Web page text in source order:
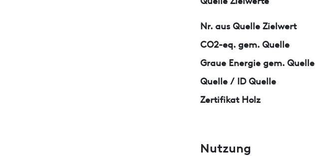
Nr. aus Quelle Zielwert
CO2-eq. gem. Quelle
Graue Energie gem. Quelle
Quelle / ID Quelle
Zertifikat Holz
Nutzung